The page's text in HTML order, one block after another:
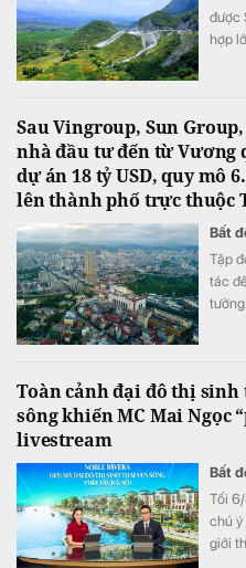
được
hợp
Sau Vingroup, Sun
nhà đầu tư đến từ Vương
dự án 18 tỷ USD, quy mô
lên thành phố trực thuộc
Bất
Tập
tác
Toàn cảnh đại đô thị sinh
sông khiến MC Mai Ngọc
livestream
Bất
Tối
chú ý
giới